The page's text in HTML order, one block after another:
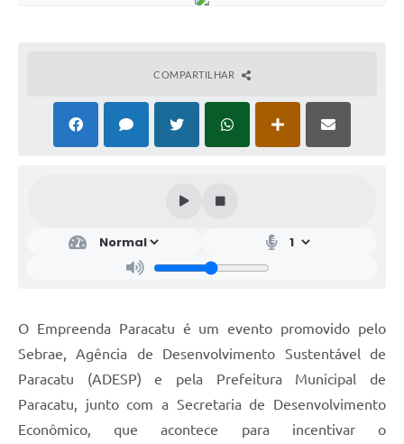
COMPARTILHAR
O Empreenda Paracatu é um evento promovido pelo
Sebrae, Agência de Desenvolvimento Sustentável de
Paracatu (ADESP) e pela Prefeitura Municipal de
Paracatu, junto com a Secretaria de Desenvolvimento
Econômico, que acontece para incentivar o